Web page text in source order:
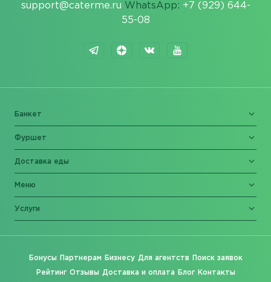
support@caterme.ru WhatsApp: +7 (929) 644-
55-08
Банкет
Фуршет
Доставка еды
Меню
Услуги
Бонусы Партнерам Бизнесу Для агентств Поиск заявок
Рейтинг Отзывы Доставка и оплата Блог Контакты